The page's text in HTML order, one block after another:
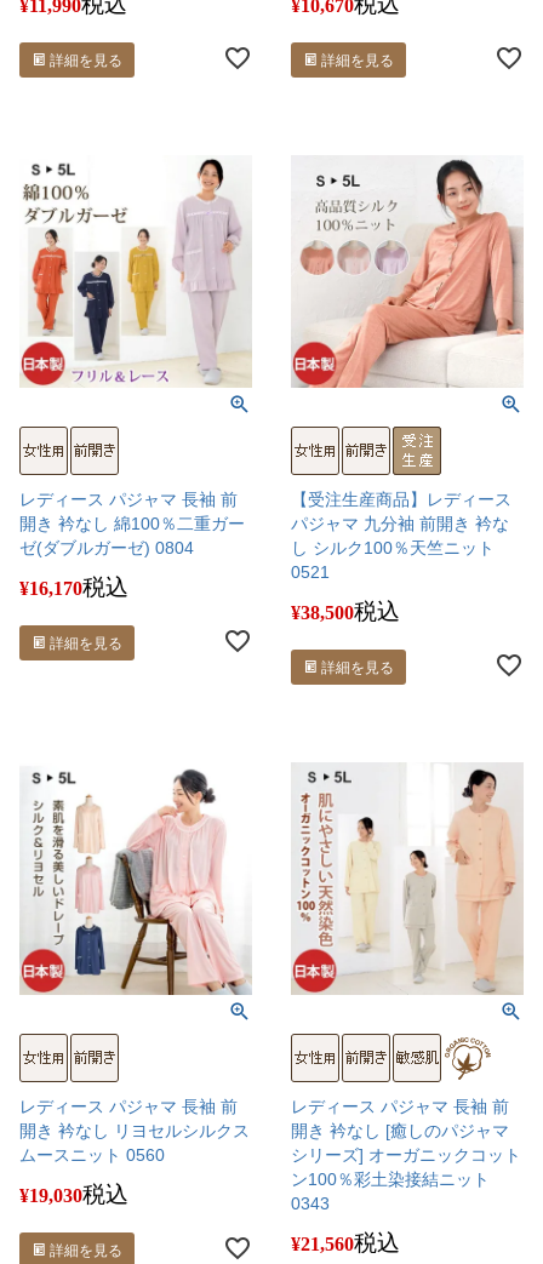
¥11,990
詳細を見る
¥10,670
詳細を見る
レディース パジャマ 長袖 前
開き 衿なし 綿100％二重ガー
ゼ(ダブルガーゼ) 0804
¥16,170税込
詳細を見る
【受注生産商品】レディース
パジャマ 九分袖 前開き 衿な
し シルク100％天竺ニット
0521
¥38,500税込
詳細を見る
レディース パジャマ 長袖 前
開き 衿なし リヨセルシルクス
ムースニット 0560
¥19,030税込
詳細を見る
レディース パジャマ 長袖 前
開き 衿なし [癒しのパジャマ
シリーズ] オーガニックコット
ン100％彩土染接結ニット
0343
¥21,560税込